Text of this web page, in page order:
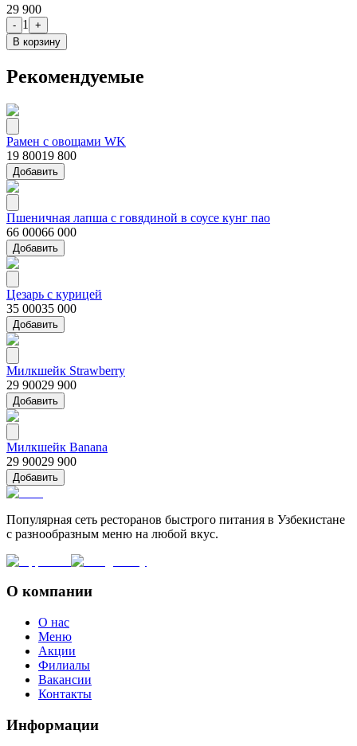
29 900
- 1
+
В корзину
Рекомендуемые
Рамен с овощами WK
19 80019 800
Добавить
Пшеничная лапша с говядиной в соусе кунг пао
66 00066 000
Добавить
Цезарь с курицей
35 00035 000
Добавить
Милкшейк Strawberry
29 90029 900
Добавить
Милкшейк Banana
29 90029 900
Добавить
Популярная сеть ресторанов быстрого питания в Узбекистане
с разнообразным меню на любой вкус.
О компании
О нас
Меню
Акции
Филиалы
Вакансии
Контакты
Информации